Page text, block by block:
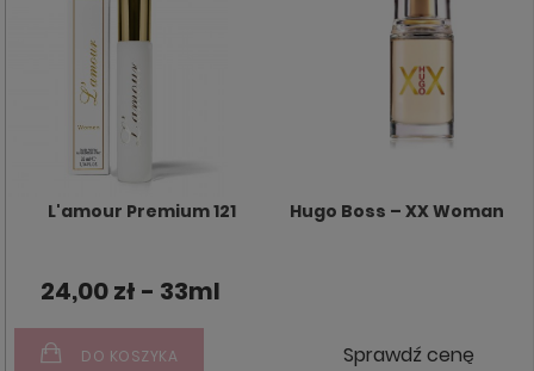
L'amour Premium 121 Hugo Boss – XX Woman
24,00 zł - 33ml
DO KOSZYKA Sprawdź cenę